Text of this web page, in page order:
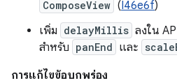
ComposeView (I46e6f)
เพิ่ม delayMillis ลงใน
สำหรับ panEnd และ
การแก้ไขข้อบกพร่อง